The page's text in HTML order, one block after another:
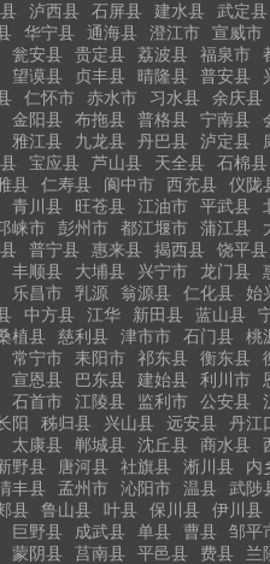
泸西县 石屏县 建水县 武定县
华宁县 通海县 澄江市 宣威市
瓮安县 贵定县 荔波县 福泉市
望谟县 贞丰县 晴隆县 普安县
仁怀市 赤水市 习水县 余庆县
金阳县 布拖县 普格县 宁南县
雅江县 九龙县 丹巴县 泸定县
宝应县 芦山县 天全县 石棉县
县 仁寿县 阆中市 西充县 仪陇
青川县 旺苍县 江油市 平武县
崃市 彭州市 都江堰市 蒲江县
普宁县 惠来县 揭西县 饶平县
丰顺县 大埔县 兴宁市 龙门县
乐昌市 乳源 翁源县 仁化县 始
中方县 江华 新田县 蓝山县
植县 慈利县 津市市 石门县 桃
常宁市 耒阳市 祁东县 衡东县
宣恩县 巴东县 建始县 利川市
石首市 江陵县 监利市 公安县
阳 秭归县 兴山县 远安县 丹江
太康县 郸城县 沈丘县 商水县
野县 唐河县 社旗县 淅川县 内
丰县 孟州市 沁阳市 温县 武陟
县 鲁山县 叶县 保川县 伊川县
巨野县 成武县 单县 曹县 邹平
蒙阴县 莒南县 平邑县 费县 兰